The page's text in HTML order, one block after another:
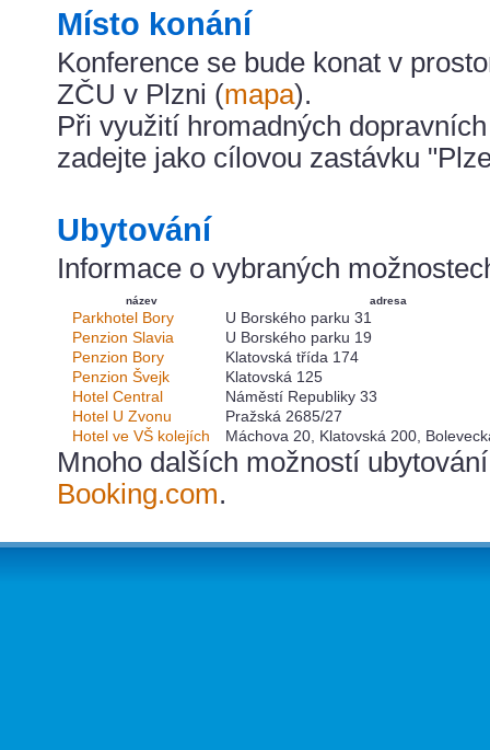
Místo konání
Konference se bude konat v
ZČU v Plzni (mapa).
Při využití hromadných
zadejte jako cílovou zastávku
Ubytování
Informace o vybraných
název adresa
Parkhotel Bory
U Borského parku 31
Penzion Slavia
U Borského parku 19
Penzion Bory
Klatovská třída 174
Penzion Švejk
Klatovská 125
Hotel Central
Náměstí Republiky 33
Hotel U Zvonu
Pražská 2685/27
Hotel ve VŠ kolejích
Máchova 20, Klatovská 200,
Mnoho dalších možností
Booking.com.